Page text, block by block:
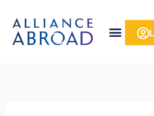
treści
treści